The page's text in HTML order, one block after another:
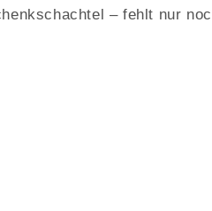
– fehlt nur